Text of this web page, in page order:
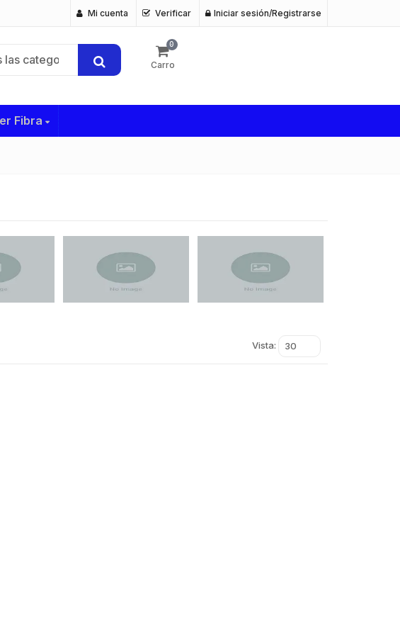
Mi cuenta Verificar Iniciar sesión/Registrarse
las categorías
0
Carro
Fibra
Vista: 30